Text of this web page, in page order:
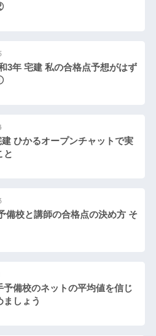
3年 宅建 私の合格点予想がはず
ひかるオープンチャットで実
と
備校と講師の合格点の決め方 そ
予備校のネットの平均値を信じ
ましょう